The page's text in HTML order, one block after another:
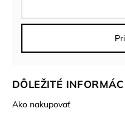
DÔLEŽITÉ
Ako nakupovať